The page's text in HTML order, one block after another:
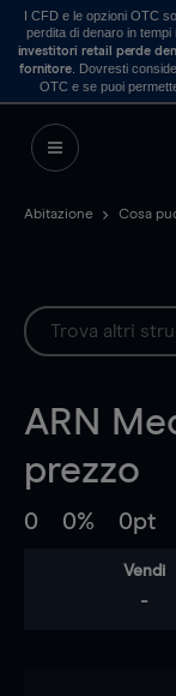
I CFD e le opzioni OTC
perdita di denaro in
investitori retail perde
fornitore . Dovresti
OTC e se puoi
Abitazione Cosa
ARN
prezzo
0 0% 0pt
Vendi
-